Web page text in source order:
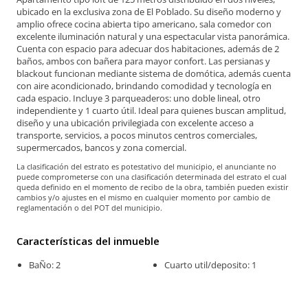
ubicado en la exclusiva zona de El Poblado. Su diseño moderno y
amplio ofrece cocina abierta tipo americano, sala comedor con
excelente iluminación natural y una espectacular vista panorámica.
Cuenta con espacio para adecuar dos habitaciones, además de 2
baños, ambos con bañera para mayor confort. Las persianas y
blackout funcionan mediante sistema de domótica, además cuenta
con aire acondicionado, brindando comodidad y tecnología en
cada espacio. Incluye 3 parqueaderos: uno doble lineal, otro
independiente y 1 cuarto útil. Ideal para quienes buscan amplitud,
diseño y una ubicación privilegiada con excelente acceso a
transporte, servicios, a pocos minutos centros comerciales,
supermercados, bancos y zona comercial.
La clasificación del estrato es potestativo del municipio, el anunciante no
puede comprometerse con una clasificación determinada del estrato el cual
queda definido en el momento de recibo de la obra, también pueden existir
cambios y/o ajustes en el mismo en cualquier momento por cambio de
reglamentación o del POT del municipio.
Características del inmueble
BaÑo: 2
Cuarto util/deposito: 1